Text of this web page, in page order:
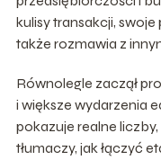
kulisy transakcji,
także rozmawia z
Równolegle zaczął
i większe wydarzenia
pokazuje realne
tłumaczy, jak łączyć